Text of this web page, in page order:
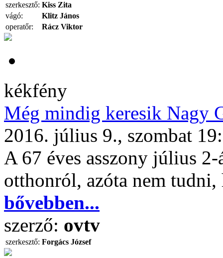
szerkesztő: Kiss Zita
vágó:
Klitz János
operatőr:
Rácz Viktor
kékfény
Még mindig keresik Nagy
2016. július 9., szombat
A 67 éves asszony július
otthonról, azóta nem
bővebben...
szerző: ovtv
szerkesztő: Forgács József